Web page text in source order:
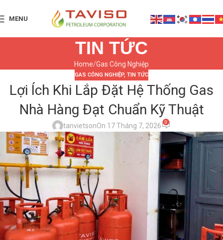
MENU
TIN TỨC
Home Gas Công Nghiệp
GAS CÔNG NGHIỆP, TIN TỨC
Lợi Ích Khi Lắp Đặt Hệ Thống Gas
Nhà Hàng Đạt Chuẩn Kỹ Thuật
tanvietsonOn 17 Tháng 7, 2026 0